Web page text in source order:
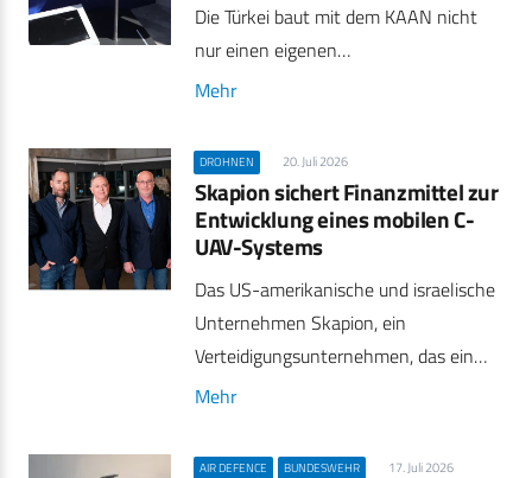
Die Türkei baut mit dem KAAN nicht
nur einen eigenen…
Mehr
DROHNEN 20. Juli 2026
Skapion sichert Finanzmittel zur
Entwicklung eines mobilen C-
UAV-Systems
Das US-amerikanische und israelische
Unternehmen Skapion, ein
Verteidigungsunternehmen, das ein…
Mehr
AIR DEFENCE BUNDESWEHR 17. Juli 2026